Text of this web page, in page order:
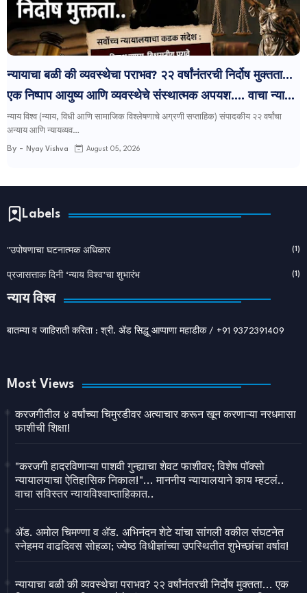
न्यायाचा बळी की व्यवस्थेचा पराभव? २२ वर्षांनंतरची निर्दोष मुक्तता...
एक निष्पाप आयुष्य आणि व्यवस्थेचे संस्थात्मक अपयश.... वाचा न्याय
विश्व साप्ताहिक मधला आजचा विशेष संपादकीय लेख...
न्याय विश्व (न्याय, विधी आणि सामाजिक विश्लेषणाचे अग्रणी सप्ताहिक) संपादकीय २२ वर्षांचा
अन्याय आणि न्यायव्यव…
By - Nyay Vishva August 05, 2026
Labels
"उपोषणाचा घटनात्मक अधिकार (1)
प्रजासत्ताक दिनी ‘न्याय विश्व’चा शुभारंभ (1)
न्याय विश्व
बातम्या व जाहिराती करिता : श्री. ॲड सिद्धू आप्पाणा महाडीक / +91 9372391409
Most Views
करजगीतील ४ वर्षांच्या चिमुरडीवर अत्याचार करून खून करणाऱ्या नरधमासा
फाशीची शिक्षा!
"करजगी हादरविणाऱ्या पाशवी गुन्ह्याचा शेवट फाशीवर; विशेष पॉक्सो
न्यायालयाचा ऐतिहासिक निकाल!"... माननीय न्यायालयाने काय म्हटलं..
वाचा सविस्तर न्यायविश्वाप्ताहिकात..
ॲड. अमोल चिमण्णा व ॲड. अभिनंदन शेटे यांचा सांगली वकील संघटनेत
स्नेहमय वाढदिवस सोहळा; ज्येष्ठ विधीज्ञांच्या उपस्थितीत शुभेच्छांचा वर्षाव!
न्यायाचा बळी की व्यवस्थेचा पराभव? २२ वर्षांनंतरची निर्दोष मुक्तता... एक